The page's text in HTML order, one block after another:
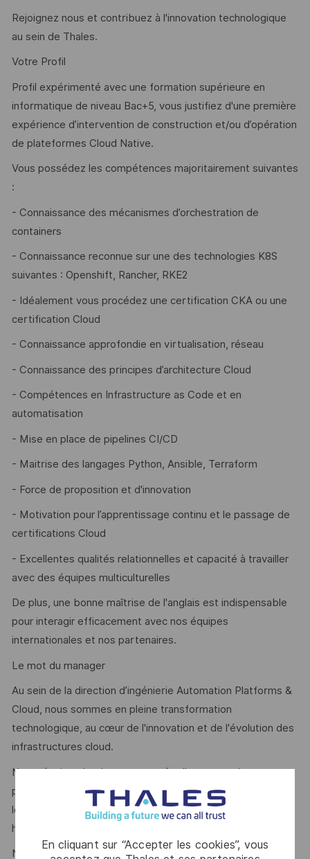
En cliquant sur “Accepter les cookies”, vous
Rejoignez nous et contribuez à l'innovation technologique
au sein de Thales.
Votre Profil
Profil expérimenté avec une formation supérieure en
informatique de niveau Bac+5, vous justifiez d'une première
expérience d’intervention de construction et/ou d’opération
de plateformes Cloud Native.
Vous possédez les compétences majoritairement suivantes
:
- Connaissance des mécanismes d’orchestration de
containers
- Connaissance reconnue sur une des technologies K8S
suivantes : Openshift, Rancher, RKE2
- Idéalement vous procédez une certification CKA ou une
certification Cloud
- Connaissance approfondie en virtualisation, réseau
- Connaissance des principes d’architecture Cloud
- Compétences en Infrastructure as Code et en
automatisation
- Mise en place de pipelines CI/CD
- Maitrise des langages Python, Ansible, Terraform
- Force de proposition et d'innovation
- Motivation pour l’apprentissage continu et le passage de
certifications Cloud
- Excellentes qualités relationnelles et capacité à travailler
avec des équipes multiculturelles
De plus, une bonne maîtrise de l'anglais est indispensable
pour interagir efficacement avec nos équipes
internationales et nos partenaires.
Le mot du manager
Au sein de la direction d’ingénierie Automation Platforms &
Cloud, nous sommes en pleine transformation
technologique, au cœur de l'innovation et de l'évolution des
infrastructures cloud.
Notre équipe cloud est composée d'experts talentueux et
passionnés qui partagent une vision commune : construire
les infrastructures de demain tout en garantissant le plus
haut niveau de sécurité.
Nous collaborons avec des partenaires stratégiques dans